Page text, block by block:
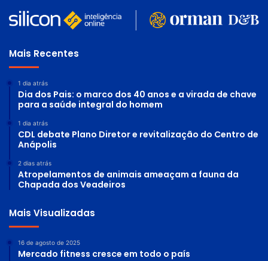
Mais Recentes
1 dia atrás
Dia dos Pais: o marco dos 40 anos e a virada de chave
para a saúde integral do homem
1 dia atrás
CDL debate Plano Diretor e revitalização do Centro de
Anápolis
2 dias atrás
Atropelamentos de animais ameaçam a fauna da
Chapada dos Veadeiros
Mais Visualizadas
16 de agosto de 2025
Mercado fitness cresce em todo o país